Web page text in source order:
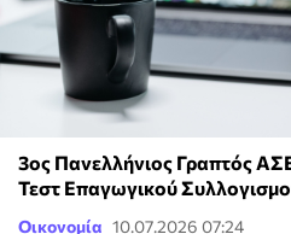
3ος Πανελλήνιος Γραπτός
Τεστ Επαγωγικού
Οικονομία 10.07.2026 07:24